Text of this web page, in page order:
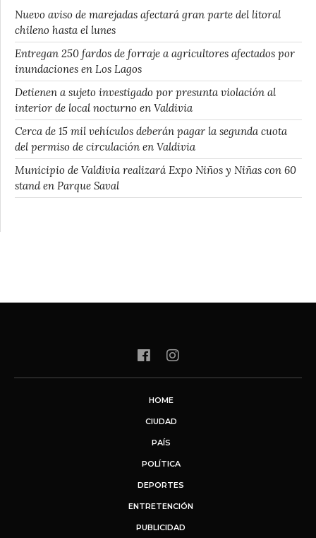
Nuevo aviso de marejadas afectará gran parte del litoral
chileno hasta el lunes
Entregan 250 fardos de forraje a agricultores afectados por
inundaciones en Los Lagos
Detienen a sujeto investigado por presunta violación al
interior de local nocturno en Valdivia
Cerca de 15 mil vehículos deberán pagar la segunda cuota
del permiso de circulación en Valdivia
Municipio de Valdivia realizará Expo Niños y Niñas con 60
stand en Parque Saval
HOME
CIUDAD
PAÍS
POLÍTICA
DEPORTES
ENTRETENCIÓN
PUBLICIDAD